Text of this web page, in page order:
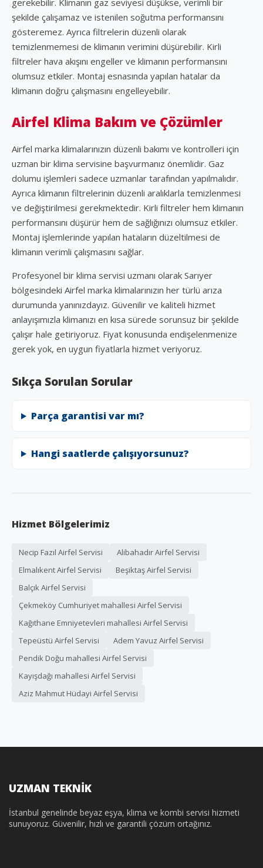
gerekebilir. Klimanın gaz seviyesi düşükse, verimli bir
şekilde çalışamaz ve istenilen soğutma performansını
gösteremez. Ayrıca filtrelerin düzenli olarak
temizlenmemesi de klimanın verimini düşürebilir. Kirli
filtreler hava akışını engeller ve klimanın performansını
olumsuz etkiler. Montaj esnasında yapılan hatalar da
klimanın doğru çalışmasını engelleyebilir.
Airfel Klima Bakım ve Çözümler
Airfel marka klimalarınızın düzenli bakımı ve kontrolleri için
uzman bir klima servisine başvurmanız önemlidir. Gaz
dolumu işlemleri sadece uzmanlar tarafından yapılmalıdır.
Ayrıca klimanın filtrelerinin düzenli aralıklarla temizlenmesi
ve değiştirilmesi gerekmektedir. Kirli filtreler hem klimanın
performansını düşürür hem de sağlığınızı olumsuz etkiler.
Montaj işlemlerinde yapılan hataların düzeltilmesi de
klimanın verimli çalışmasını sağlar.
Profesyonel bir klima servisi uzmanı olarak Sarıyer
bölgesindeki Airfel marka klimalarınızın her türlü arıza
durumunda yanınızdayız. Güvenilir ve kaliteli hizmet
anlayışımızla klimanızı en kısa sürede sorunsuz bir şekilde
çalışır hale getiriyoruz. Fiyat konusunda endişelenmenize
gerek yok, en uygun fiyatlarla hizmet veriyoruz.
Sıkça Sorulan Sorular
Parça garantisi var mı?
Hangi saatlerde çalışıyorsunuz?
Hizmet Bölgelerimiz
Necip Fazıl Airfel Servisi
Alibahadır Airfel Servisi
Elmalıkent Airfel Servisi
Beşiktaş Airfel Servisi
Balçık Airfel Servisi
Çekmeköy Cumhuriyet mahallesi Airfel Servisi
Kağıthane Emniyetevleri mahallesi Airfel Servisi
Tepeüstü Airfel Servisi
Adem Yavuz Airfel Servisi
Pendik Doğu mahallesi Airfel Servisi
Kayışdağı mahallesi Airfel Servisi
Aziz Mahmut Hüdayi Airfel Servisi
UZMAN TEKNİK
İstanbul genelinde beyaz eşya, klima ve kombi servisi hizmeti
sunuyoruz. Güvenilir, hızlı ve garantili çözüm ortağınız.